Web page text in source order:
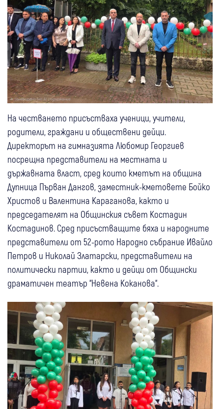
На честването присъстваха ученици, учители,
родители, граждани и обществени дейци.
Директорът на гимназията Любомир Георгиев
посрещна представители на местната и
държавната власт, сред които кметът на община
Дупница Първан Дангов, заместник-кметовете Бойко
Христов и Валентина Караганова, както и
председателят на Общинския съвет Костадин
Костадинов. Сред присъстващите бяха и народните
представители от 52-рото Народно събрание Ивайло
Петров и Николай Златарски, представители на
политически партии, както и дейци от Общински
драматичен театър “Невена Коканова“.